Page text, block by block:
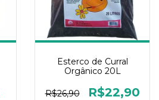
Esterco de Curral
Orgânico 20L
R$26,90 R$22,90